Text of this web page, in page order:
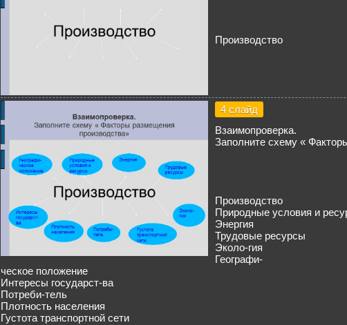
Производство
4 слайд
Взаимопроверка.
Заполните схему «
Производство
Природные условия и
Энергия
Трудовые ресурсы
Эколо-гия
Географи-
ческое положение
Интересы государст-ва
Потреби-тель
Плотность населения
Густота транспортной сети